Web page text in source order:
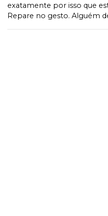
exatamente por isso que
Repare no gesto. Alguém